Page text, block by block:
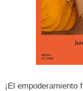
¡El empoderamiento